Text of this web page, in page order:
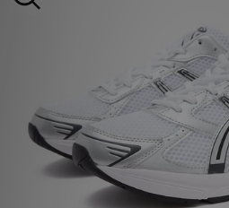
MULHER
DESPORTO
FUTEBOL JD